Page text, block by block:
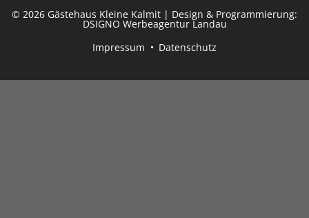
© 2026 Gästehaus Kleine Kalmit | Design & Programmierung:
DSIGNO Werbeagentur Landau
Impressum
Datenschutz